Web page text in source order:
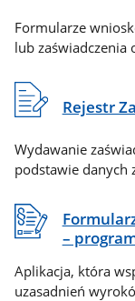
Formularze
lub zaświadczenia
Rejestr
Wydawanie
podstawie danych
–
Aplikacja, która
uzasadnień